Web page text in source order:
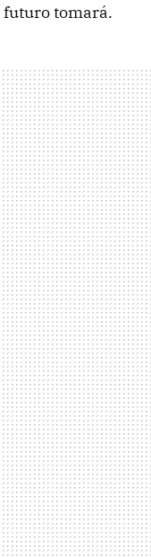
tomará.